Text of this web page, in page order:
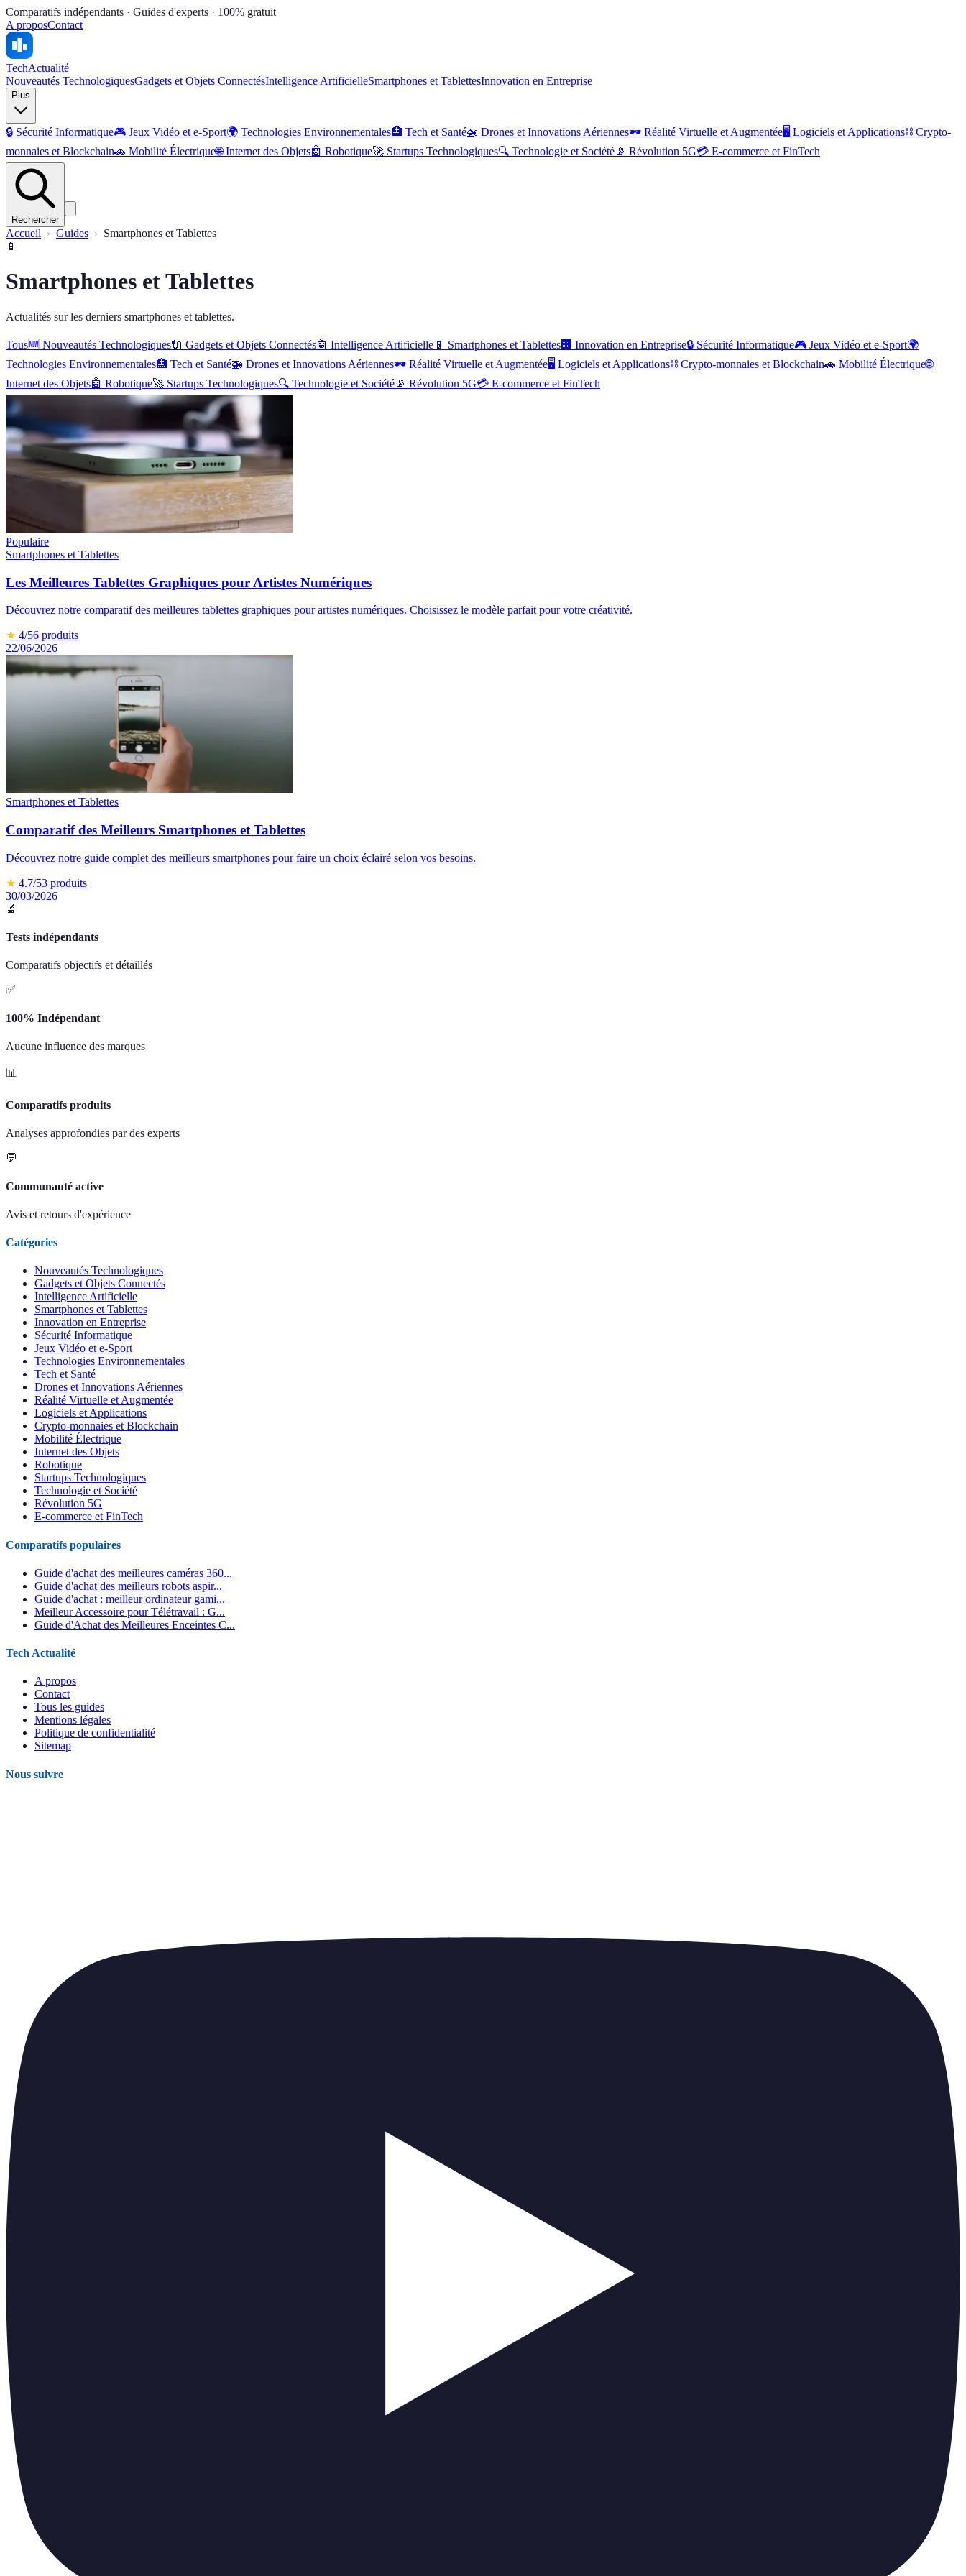
Comparatifs indépendants · Guides d'experts · 100% gratuit
A proposContact
TechActualité
Nouveautés TechnologiquesGadgets et Objets ConnectésIntelligence ArtificielleSmartphones et TablettesInnovation en Entreprise
Plus
🔒 Sécurité Informatique🎮 Jeux Vidéo et e-Sport🌍 Technologies Environnementales🏥 Tech et Santé🚁 Drones et Innovations Aériennes🕶️ Réalité Virtuelle et Augmentée🖥️ Logiciels et Applications⛓️ Crypto-
monnaies et Blockchain🚗 Mobilité Électrique🌐 Internet des Objets🤖 Robotique🚀 Startups Technologiques🔍 Technologie et Société 📡 Révolution 5G💳 E-commerce et FinTech
Rechercher
Accueil Guides
Smartphones et Tablettes
📱
Smartphones et Tablettes
Actualités sur les derniers smartphones et tablettes.
Tous🆕 Nouveautés Technologiques🔌 Gadgets et Objets Connectés🤖 Intelligence Artificielle 📱 Smartphones et Tablettes🏢 Innovation en Entreprise🔒 Sécurité Informatique🎮 Jeux Vidéo et e-Sport🌍
Technologies Environnementales🏥 Tech et Santé🚁 Drones et Innovations Aériennes🕶️ Réalité Virtuelle et Augmentée🖥️ Logiciels et Applications⛓️ Crypto-monnaies et Blockchain🚗 Mobilité Électrique🌐
Internet des Objets🤖 Robotique🚀 Startups Technologiques🔍 Technologie et Société 📡 Révolution 5G💳 E-commerce et FinTech
Populaire
Smartphones et Tablettes
Les Meilleures Tablettes Graphiques pour Artistes Numériques
Découvrez notre comparatif des meilleures tablettes graphiques pour artistes numériques. Choisissez le modèle parfait pour votre créativité.
★ 4/56 produits
22/06/2026
Smartphones et Tablettes
Comparatif des Meilleurs Smartphones et Tablettes
Découvrez notre guide complet des meilleurs smartphones pour faire un choix éclairé selon vos besoins.
★ 4.7/53 produits
30/03/2026
🔬
Tests indépendants
Comparatifs objectifs et détaillés
✅
100% Indépendant
Aucune influence des marques
📊
Comparatifs produits
Analyses approfondies par des experts
💬
Communauté active
Avis et retours d'expérience
Catégories
Nouveautés Technologiques
Gadgets et Objets Connectés
Intelligence Artificielle
Smartphones et Tablettes
Innovation en Entreprise
Sécurité Informatique
Jeux Vidéo et e-Sport
Technologies Environnementales
Tech et Santé
Drones et Innovations Aériennes
Réalité Virtuelle et Augmentée
Logiciels et Applications
Crypto-monnaies et Blockchain
Mobilité Électrique
Internet des Objets
Robotique
Startups Technologiques
Technologie et Société
Révolution 5G
E-commerce et FinTech
Comparatifs populaires
Guide d'achat des meilleures caméras 360...
Guide d'achat des meilleurs robots aspir...
Guide d'achat : meilleur ordinateur gami...
Meilleur Accessoire pour Télétravail : G...
Guide d'Achat des Meilleures Enceintes C...
Tech Actualité
A propos
Contact
Tous les guides
Mentions légales
Politique de confidentialité
Sitemap
Nous suivre